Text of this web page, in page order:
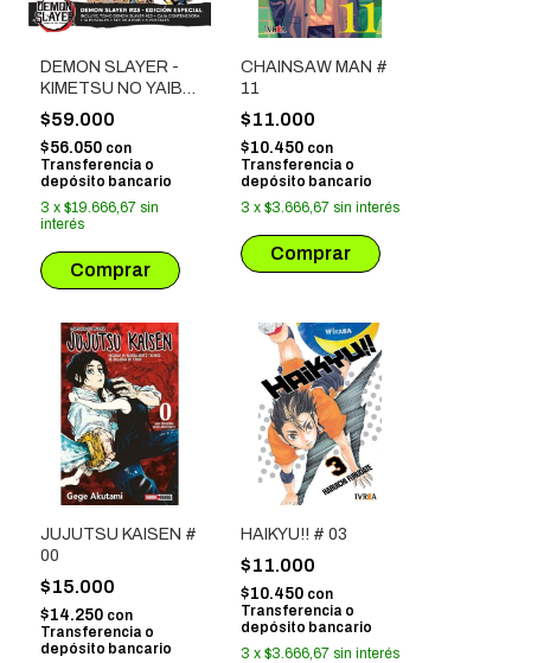
DEMON SLAYER -
KIMETSU NO YAIBA
# 23 (EDICION
ESPECIAL) NO
INCLUYE TOMO 1
AL 22
$59.000
$56.050 con
Transferencia o
depósito bancario
3 x $19.666,67 sin
interés
CHAINSAW MAN #
11
$11.000
$10.450 con
Transferencia o
depósito bancario
3 x $3.666,67 sin interés
JUJUTSU KAISEN #
00
$15.000
$14.250 con
Transferencia o
depósito bancario
HAIKYU!! # 03
$11.000
$10.450 con
Transferencia o
depósito bancario
3 x $3.666,67 sin interés